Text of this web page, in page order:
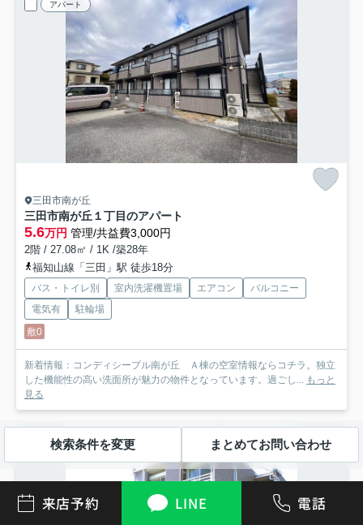
アパート
三田市南が丘
三田市南が丘１丁目のアパート
5.6万円 管理/共益費3,000円
2階 / 27.08㎡ / 1K /築28年
福知山線「三田」駅 徒歩18分
バス・トイレ別 室内洗濯機置場 エアコン
バルコニー
電気有
駐輪場
敷0
新着情報：コンディシープル南が丘 Ａ棟の空室情報ならコチラ。独立
した機能性の高い洗面所が魅力の物件となっています。過ごし...
もっと
見る
アパート
検索条件を変更 まとめてお問い合わせ
来店予約 LINE 電話